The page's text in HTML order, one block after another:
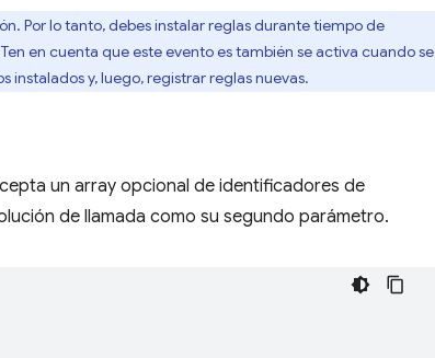
Por lo tanto, debes instalar reglas durante tiempo de
en cuenta que este evento es también se activa cuando se
instalados y, luego, registrar reglas nuevas.
un array opcional de identificadores de
de llamada como su segundo parámetro.